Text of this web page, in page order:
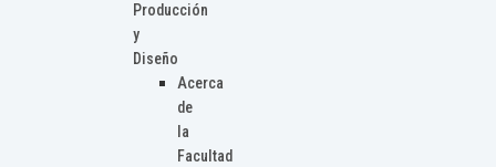
Producción
y
Diseño
Acerca
de
la
Facultad